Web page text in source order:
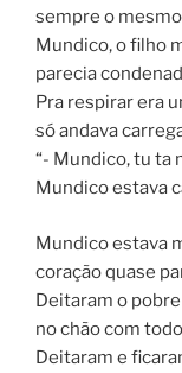
sempre o
Mundico, o filho
parecia
Pra respirar era
só andava
“- Mundico, tu ta
Mundico estava
Mundico estava
coração quase
Deitaram o
no chão com
Deitaram e